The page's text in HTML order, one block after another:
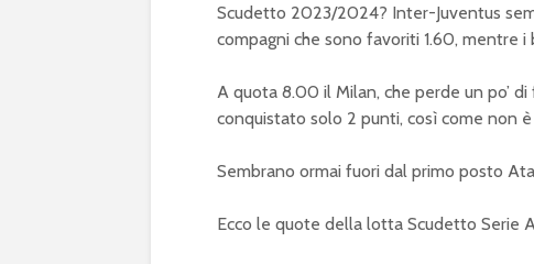
Scudetto 2023/2024? Inter-Juventus
compagni che sono favoriti 1.60, mentre i
A quota 8.00 il Milan, che perde un po’
conquistato solo 2 punti, così come non
Sembrano ormai fuori dal primo posto
Ecco le quote della lotta Scudetto Serie